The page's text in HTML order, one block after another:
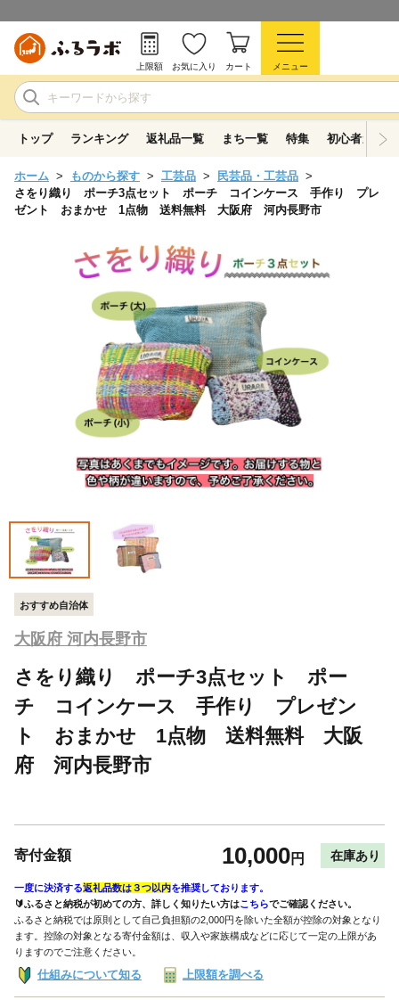
上限額 お気に入り カート メニュー
トップ ランキング 返礼品一覧 まち一覧 特集 初心者ガイド
ホーム ものから探す 工芸品
民芸品・工芸品
さをり織り ポーチ3点セット ポーチ コインケース 手作り プレ
ゼント おまかせ 1点物 送料無料 大阪府 河内長野市
おすすめ自治体
大阪府 河内長野市
さをり織り ポーチ3点セット ポー
チ コインケース 手作り プレゼン
ト おまかせ 1点物 送料無料 大阪
府 河内長野市
寄付金額 10,000円 在庫あり
一度に決済する返礼品数は３つ以内を推奨しております。
🔰ふるさと納税が初めての方、詳しく知りたい方はこちらでご確認ください。
ふるさと納税では原則として自己負担額の2,000円を除いた全額が控除の対象となり
ます。控除の対象となる寄付金額は、収入や家族構成などに応じて一定の上限があ
りますのでご注意ください。
仕組みについて知る 上限額を調べる